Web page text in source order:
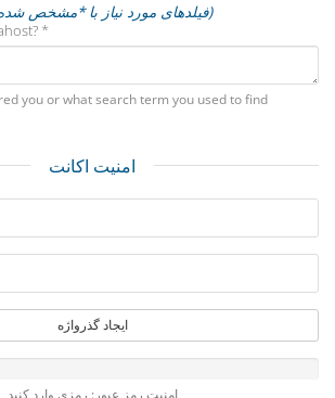
(فیلدهای مورد نیاز با *مشخص شده اند)
*
you or what search term you used to find
امنیت اکانت
ایجاد گذرواژه
امنیت رمز عبور: رمزی وارد کنید